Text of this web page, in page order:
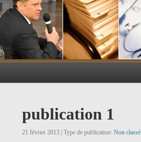
publication 1
21 février 2013 | Type de publication: Non classé